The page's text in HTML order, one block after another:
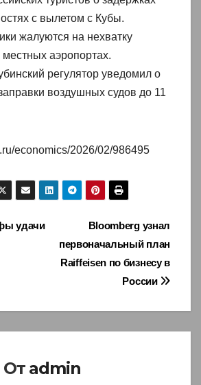
с вылетом с Кубы.
жалуются на нехватку
аэропортах.
регулятор уведомил о
воздушных судов до 11
economics/2026/02/986495
Bloomberg узнал
первоначальный план
Raiffeisen по бизнесу в
России
удачи
От admin